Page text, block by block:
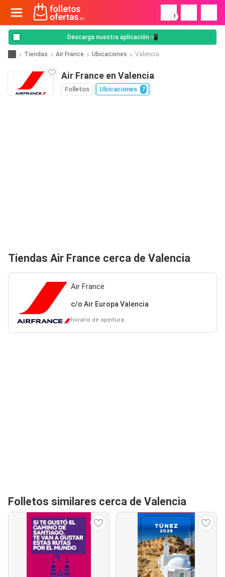
!
Descarga nuestra aplicación 📲
Tiendas Air France Ubicaciones Valencia
Air France en Valencia
Folletos Ubicaciones 7
Tiendas Air France cerca de Valencia
Air France
c/o Air Europa Valencia
horario de apertura
Folletos similares cerca de Valencia